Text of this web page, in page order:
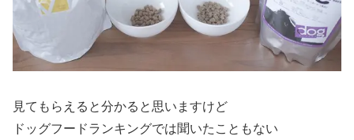
見てもらえると分かると思いますけど
ドッグフードランキングでは聞いたこともない